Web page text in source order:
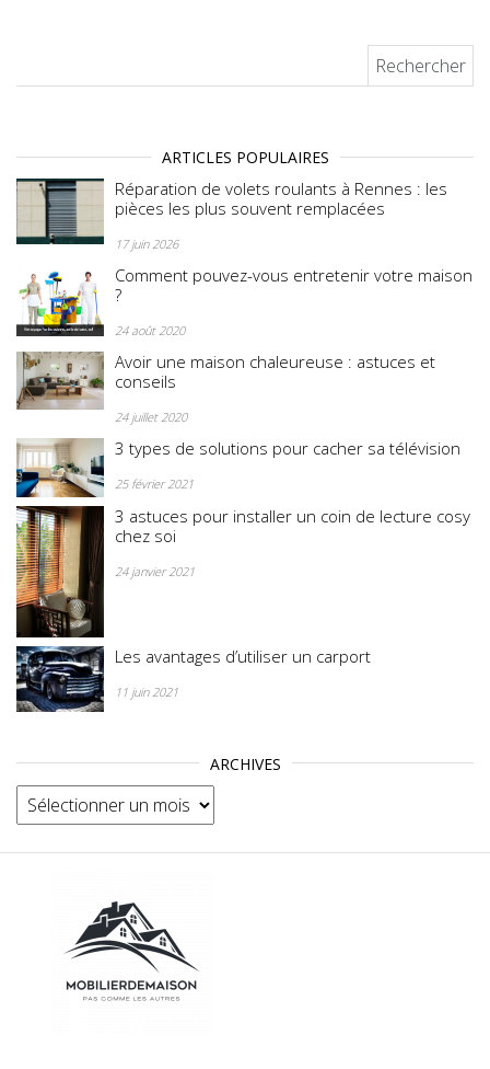
ARTICLES POPULAIRES
Réparation de volets roulants à Rennes : les
pièces les plus souvent remplacées
17 juin 2026
Comment pouvez-vous entretenir votre maison
?
24 août 2020
Avoir une maison chaleureuse : astuces et
conseils
24 juillet 2020
3 types de solutions pour cacher sa télévision
25 février 2021
3 astuces pour installer un coin de lecture cosy
chez soi
24 janvier 2021
Les avantages d’utiliser un carport
11 juin 2021
ARCHIVES
Archives